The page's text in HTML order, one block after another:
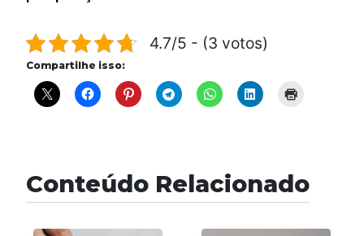
4.7/5 - (3 votos)
Compartilhe isso:
Conteúdo Relacionado